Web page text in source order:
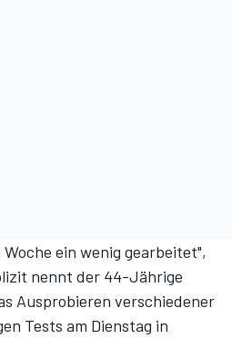
ein wenig gearbeitet",
nennt der 44-Jährige
Ausprobieren verschiedener
Tests am Dienstag in